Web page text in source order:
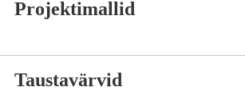
Projektimallid
Taustavärvid